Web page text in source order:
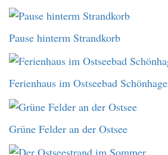
Pause hinterm Strandkorb
Ferienhaus im Ostseebad
Grüne Felder an der Ostsee